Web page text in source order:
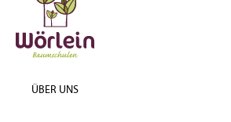
ÜBER UNS